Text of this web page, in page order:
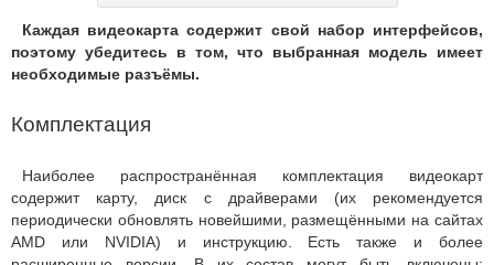
Каждая видеокарта содержит свой набор интерфейсов,
поэтому убедитесь в том, что выбранная модель имеет
необходимые разъёмы.
Комплектация
Наиболее распространённая комплектация видеокарт
содержит карту, диск с драйверами (их рекомендуется
периодически обновлять новейшими, размещёнными на сайтах
AMD или NVIDIA) и инструкцию. Есть также и более